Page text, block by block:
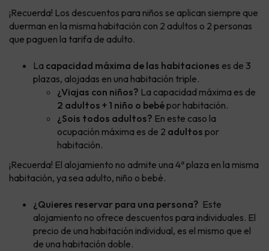
¡Recuerda! Los descuentos para niños se aplican siempre que
duerman en la misma habitación con 2 adultos o 2 personas
que paguen la tarifa de adulto.
La capacidad máxima de las habitaciones es de 3
plazas, alojadas en una habitación triple.
¿Viajas con niños? La capacidad máxima es de
2 adultos + 1 niño o bebépor habitación.
¿Sois todos adultos? En este caso la
ocupación máxima es de 2 adultos por
habitación.
¡Recuerda! El alojamiento no admite una 4ª plaza en la misma
habitación, ya sea adulto, niño o bebé.
¿Quieres reservar para una persona? Este
alojamiento no ofrece descuentos para individuales. El
precio de una habitación individual, es el mismo que el
de una habitación doble.